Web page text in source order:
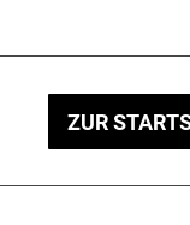
ZUR